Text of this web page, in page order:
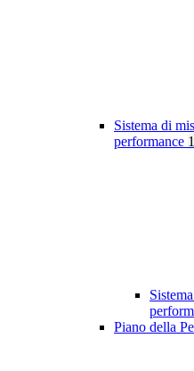
Sistema di
performance 1
Piano della